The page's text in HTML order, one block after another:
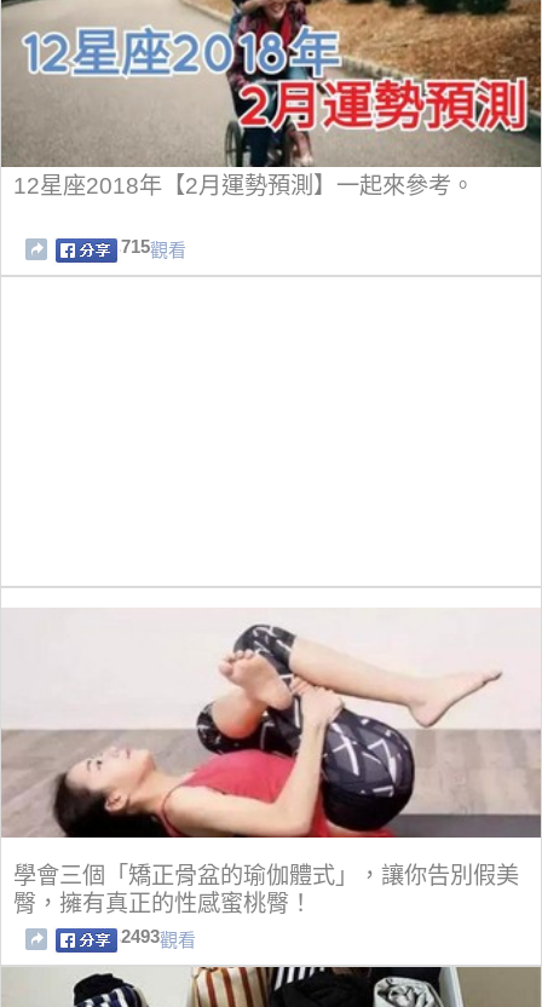
12星座2018年【2月運勢預測】一起來參考。
715觀看
學會三個「矯正骨盆的瑜伽體式」，讓你告別假美
臀，擁有真正的性感蜜桃臀！
2493觀看